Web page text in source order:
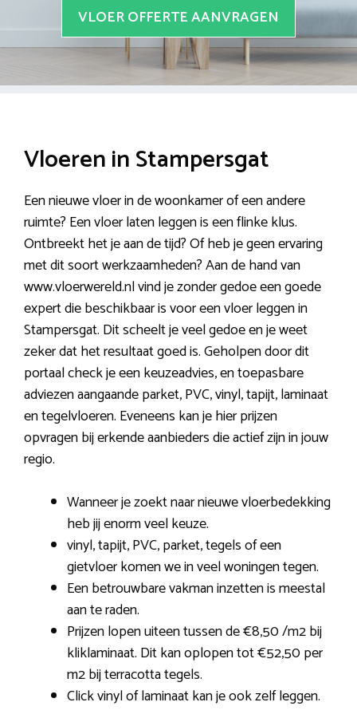
VLOER OFFERTE AANVRAGEN
Vloeren in Stampersgat
Een nieuwe vloer in de woonkamer of een andere
ruimte? Een vloer laten leggen is een flinke klus.
Ontbreekt het je aan de tijd? Of heb je geen ervaring
met dit soort werkzaamheden? Aan de hand van
www.vloerwereld.nl vind je zonder gedoe een goede
expert die beschikbaar is voor een vloer leggen in
Stampersgat. Dit scheelt je veel gedoe en je weet
zeker dat het resultaat goed is. Geholpen door dit
portaal check je een keuzeadvies, en toepasbare
adviezen aangaande parket, PVC, vinyl, tapijt, laminaat
en tegelvloeren. Eveneens kan je hier prijzen
opvragen bij erkende aanbieders die actief zijn in jouw
regio.
Wanneer je zoekt naar nieuwe vloerbedekking
heb jij enorm veel keuze.
vinyl, tapijt, PVC, parket, tegels of een
gietvloer komen we in veel woningen tegen.
Een betrouwbare vakman inzetten is meestal
aan te raden.
Prijzen lopen uiteen tussen de €8,50 /m2 bij
kliklaminaat. Dit kan oplopen tot €52,50 per
m2 bij terracotta tegels.
Click vinyl of laminaat kan je ook zelf leggen.